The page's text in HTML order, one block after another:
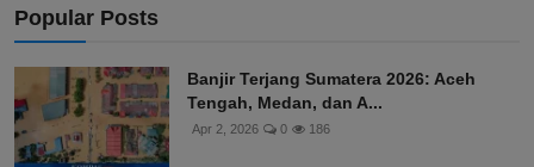
Popular Posts
Banjir Terjang Sumatera 2026: Aceh
Tengah, Medan, dan A...
Apr 2, 2026 0 186